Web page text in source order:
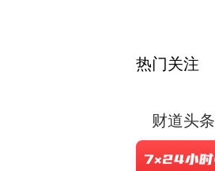
热门关注
财道头条